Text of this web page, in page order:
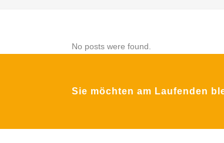
No posts were found.
Sie möchten am Laufenden